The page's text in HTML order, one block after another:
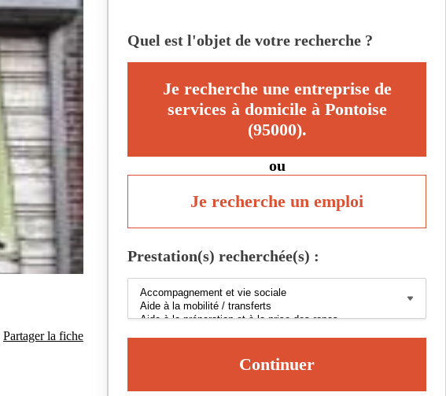
Partager la fiche
Quel est l'objet de votre recherche ?
Je recherche une entreprise de
services à domicile à Pontoise
(95000).
ou
Je recherche un emploi
Prestation(s) recherchée(s) :
Continuer